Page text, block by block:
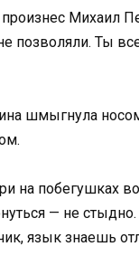
Михаил
позволяли. Ты
шмыгнула
на побегушках
— не
язык знаешь